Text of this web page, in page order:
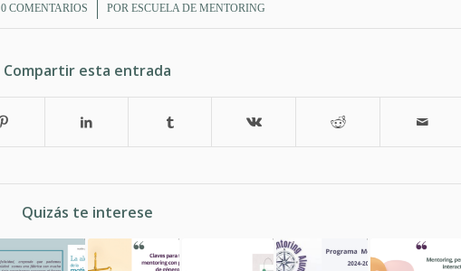
0 COMENTARIOS
/ POR ESCUELA DE MENTORING
Compartir esta entrada
Quizás te interese